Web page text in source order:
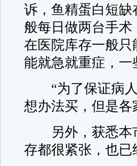
诉，鱼精蛋白短
般每日做两台手
在医院库存一般
能就急就重症，
“为了保证病人
想办法买，但是各
另外，获悉本市
存都很紧张，也